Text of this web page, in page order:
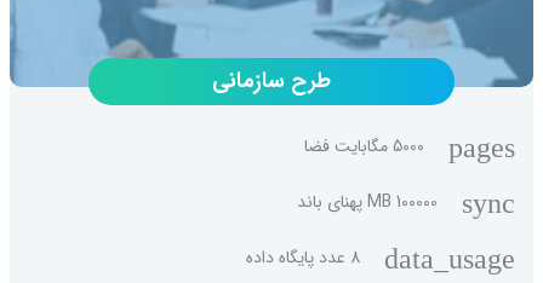
طرح سازمانی
pages 5000 مگابایت فضا
sync 100000 MB پهنای باند
data_usage 8 عدد پایگاه داده